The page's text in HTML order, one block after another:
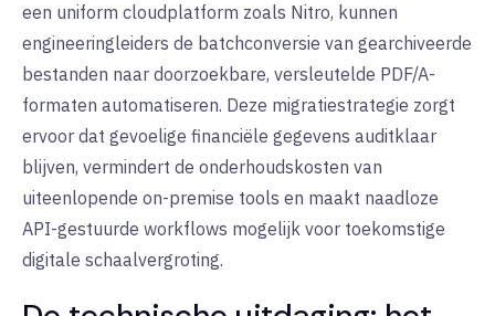
een uniform cloudplatform zoals Nitro, kunnen
engineeringleiders de batchconversie van gearchiveerde
bestanden naar doorzoekbare, versleutelde PDF/A-
formaten automatiseren. Deze migratiestrategie zorgt
ervoor dat gevoelige financiële gegevens auditklaar
blijven, vermindert de onderhoudskosten van
uiteenlopende on-premise tools en maakt naadloze
API-gestuurde workflows mogelijk voor toekomstige
digitale schaalvergroting.